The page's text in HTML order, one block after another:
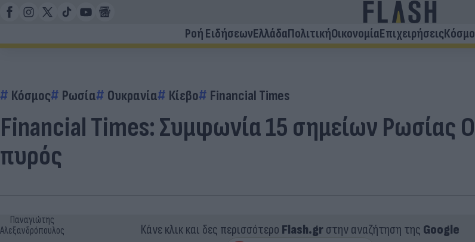
Ροή ΕιδήσεωνΕλλάδαΠολιτικήΟικονομίαΕπιχειρήσεις
Κόσμος Ρωσία Ουκρανία Κίεβο Financial Times
Financial Times: Συμφωνία 15 σημείων Ρωσίας
πυρός
Παναγιώτης
Αλεξανδρόπουλος
Κάνε κλικ και δες περισσότερο Flash.grστην αναζήτηση της Google